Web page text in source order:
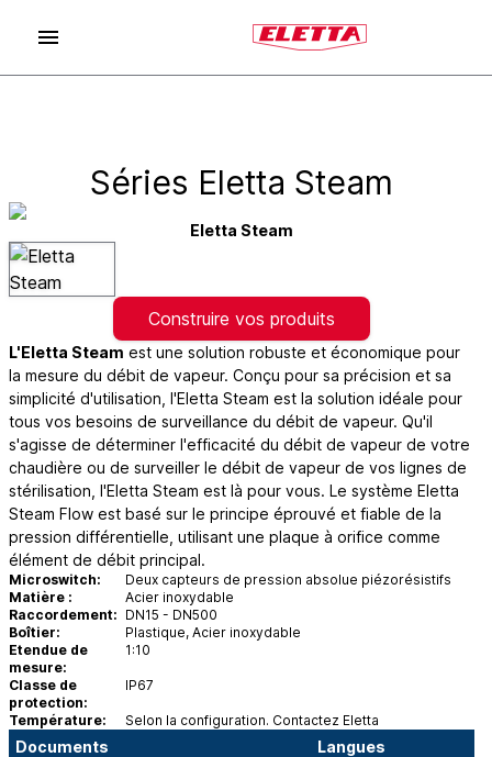
Séries Eletta Steam
Eletta Steam
Construire vos produits
L'Eletta Steam est une solution robuste et économique pour
la mesure du débit de vapeur. Conçu pour sa précision et sa
simplicité d'utilisation, l'Eletta Steam est la solution idéale pour
tous vos besoins de surveillance du débit de vapeur. Qu'il
s'agisse de déterminer l'efficacité du débit de vapeur de votre
chaudière ou de surveiller le débit de vapeur de vos lignes de
stérilisation, l'Eletta Steam est là pour vous. Le système Eletta
Steam Flow est basé sur le principe éprouvé et fiable de la
pression différentielle, utilisant une plaque à orifice comme
élément de débit principal.
Microswitch:
Deux capteurs de pression absolue piézorésistifs
Matière :
Acier inoxydable
Raccordement: DN15 - DN500
Boîtier:
Plastique, Acier inoxydable
Etendue de
mesure:
1:10
Classe de
protection:
IP67
Température: Selon la configuration. Contactez Eletta
Documents Langues